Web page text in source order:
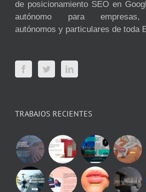
de posicionamiento SEO en
autónomo para empresas,
autónomos y particulares de toda
TRABAJOS RECIENTES